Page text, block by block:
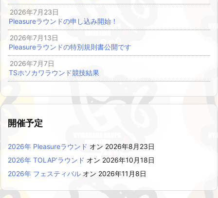
2026年7月23日
Pleasureラウンドの申し込み開始！
2026年7月13日
Pleasureラウンドの特別規則書公開です
2026年7月7日
TSホソカワラウンド競技結果
開催予定
2026年 Pleasureラウンド オン 2026年8月23日
2026年 TOLAP’ラウンド オン 2026年10月18日
2026年 フェスティバル オン 2026年11月8日